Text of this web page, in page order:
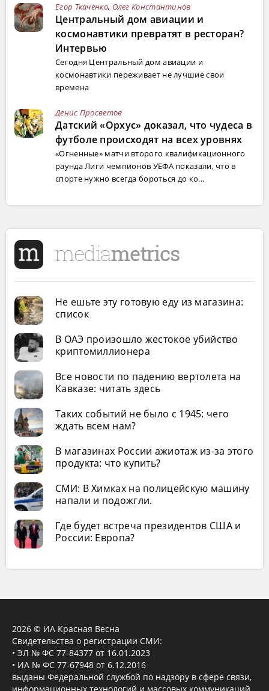
Егор Ткаченко, Олег Константинов
Центральный дом авиации и
космонавтики превратят в ресторан?
Интервью
Сегодня Центральный дом авиации и
космонавтики переживает не лучшие свои
времена
Денис Просветов
Датский «Орхус» доказал, что чудеса в
футболе происходят на всех уровнях
«Огненные» матчи второго квалификационного
раунда Лиги чемпионов УЕФА показали, что в
спорте нужно всегда бороться до ко...
Не ешьте эту готовую еду из магазина:
список
В ОАЭ произошло жестокое убийство
криптомиллионера
Все новости по падению вертолета на
Кавказе: читать здесь
Таких событий не было с 1945: чего
ждать всем нам?
В магазинах России ажиотаж из-за этого
продукта: что купить?
СМИ: В Химках на полицейскую машину
напали и подожгли.
Где будет встреча президентов США и
России: Европа?
2026 © ИА Красная Весна
Свидетельства о регистрации СМИ:
• ЭЛ № ФС 77-84377 от 16.01.2023
• ИА № ФС 77-67948 от 6.12.2016
выданы Федеральной службой по надзору в сфере связи,